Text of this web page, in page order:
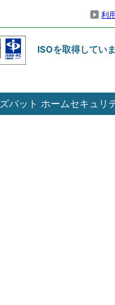
利
ISOを取得してい
ズバット ホームセキュ